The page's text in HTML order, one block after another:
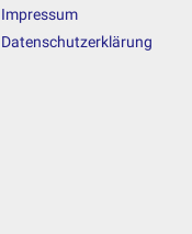
Impressum
Datenschutzerklärung